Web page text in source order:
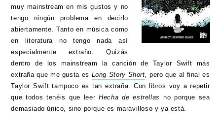
muy mainstream en mis gustos y no
tengo ningún problema en decirlo
abiertamente. Tanto en música como
en literatura no tengo nada así
especialmente extraño. Quizás
dentro de los mainstream la canción de Taylor Swift más
extraña que me gusta es Long Story Short, pero que al final es
Taylor Swift tampoco es tan extraña. Con libros voy a repetir
que todos tenéis que leerHecha de estrellas no porque sea
demasiado único, sino porque es maravilloso y ya está.